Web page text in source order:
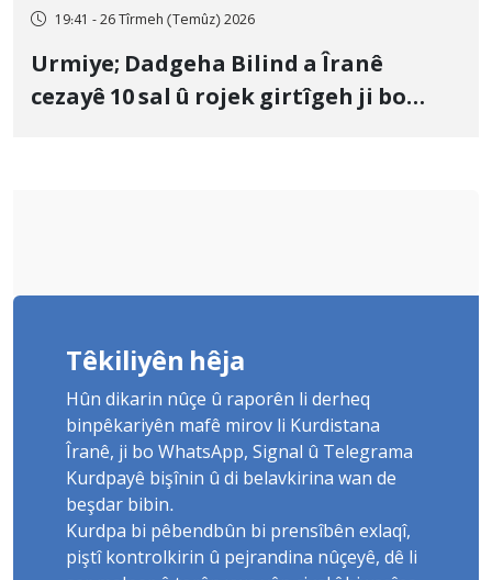
19:41 - 26 Tîrmeh (Temûz) 2026
Urmiye; Dadgeha Bilind a Îranê
cezayê 10 sal û rojek girtîgeh ji bo
Têkiliyên hêja
Hûn dikarin nûçe û raporên li derheq
binpêkariyên mafê mirov li Kurdistana
Îranê, ji bo WhatsApp, Signal û Telegrama
Kurdpayê bişînin û di belavkirina wan de
beşdar bibin.
Kurdpa bi pêbendbûn bi prensîbên exlaqî,
piştî kontrolkirin û pejrandina nûçeyê, dê li